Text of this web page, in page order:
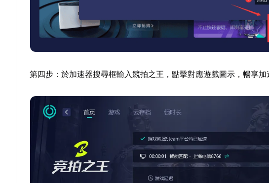
第四步：於加速器搜尋框輸入競拍之王，點擊對應遊戲圖示，暢享加